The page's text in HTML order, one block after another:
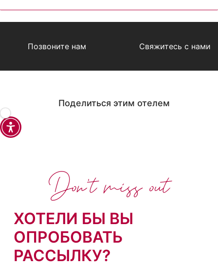
Позвоните нам Свяжитесь с нами
Поделиться этим отелем
ХОТЕЛИ БЫ ВЫ
ОПРОБОВАТЬ
РАССЫЛКУ?
Don't miss out